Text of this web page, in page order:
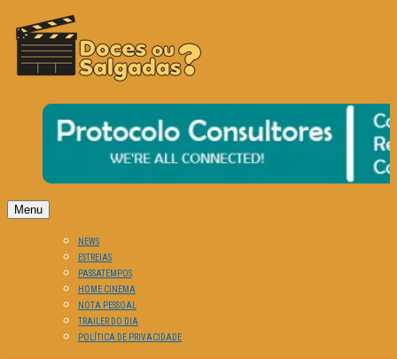
DOCES OU SALGADAS?
O Cinema? Uma Paixão!!
Menu
NEWS
ESTREIAS
PASSATEMPOS
HOME CINEMA
NOTA PESSOAL
TRAILER DO DIA
POLÍTICA DE PRIVACIDADE